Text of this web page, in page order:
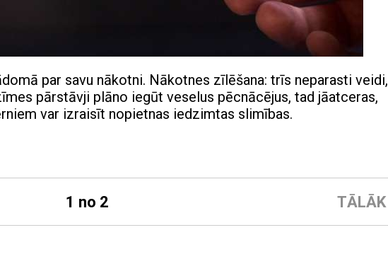
par savu nākotni. Nākotnes zīlēšana: trīs neparasti veidi,
pārstāvji plāno iegūt veselus pēcnācējus, tad jāatceras,
var izraisīt nopietnas iedzimtas slimības.
TĀLĀK
1 no 2